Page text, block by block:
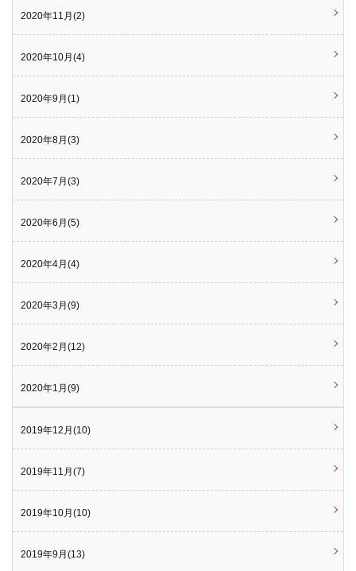
2020年11月(2)
2020年10月(4)
2020年9月(1)
2020年8月(3)
2020年7月(3)
2020年6月(5)
2020年4月(4)
2020年3月(9)
2020年2月(12)
2020年1月(9)
2019年12月(10)
2019年11月(7)
2019年10月(10)
2019年9月(13)